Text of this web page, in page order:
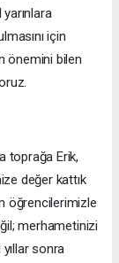
için
önemini bilen
toprağa Erik,
değer kattık
öğrencilerimizle
merhametinizi
sonra